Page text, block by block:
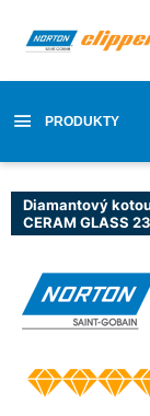
PRODUKTY
Diamantový
CERAM GLASS